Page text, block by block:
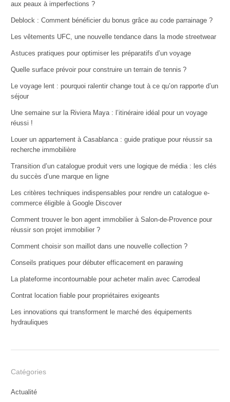
aux peaux à imperfections ?
Deblock : Comment bénéficier du bonus grâce au code parrainage ?
Les vêtements UFC, une nouvelle tendance dans la mode streetwear
Astuces pratiques pour optimiser les préparatifs d’un voyage
Quelle surface prévoir pour construire un terrain de tennis ?
Le voyage lent : pourquoi ralentir change tout à ce qu’on rapporte d’un
séjour
Une semaine sur la Riviera Maya : l’itinéraire idéal pour un voyage
réussi !
Louer un appartement à Casablanca : guide pratique pour réussir sa
recherche immobilière
Transition d’un catalogue produit vers une logique de média : les clés
du succès d’une marque en ligne
Les critères techniques indispensables pour rendre un catalogue e-
commerce éligible à Google Discover
Comment trouver le bon agent immobilier à Salon-de-Provence pour
réussir son projet immobilier ?
Comment choisir son maillot dans une nouvelle collection ?
Conseils pratiques pour débuter efficacement en parawing
La plateforme incontournable pour acheter malin avec Carrodeal
Contrat location fiable pour propriétaires exigeants
Les innovations qui transforment le marché des équipements
hydrauliques
Catégories
Actualité